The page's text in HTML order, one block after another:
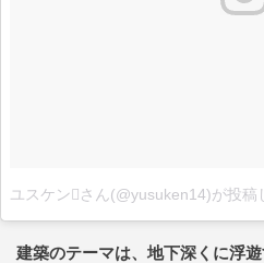
ユスケンさん(@yusuken14)が投稿
建築のテーマは、地下深くに浮遊